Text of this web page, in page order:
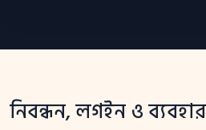
নিবন্ধন, লগইন ও